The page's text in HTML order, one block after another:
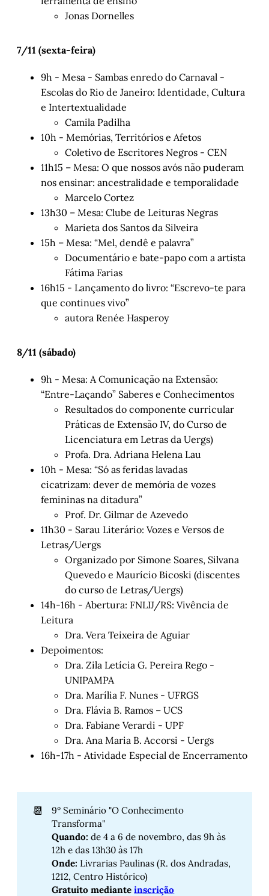
Jonas Dornelles
7/11 (sexta-feira)
9h - Mesa - Sambas enredo do Carnaval -
Escolas do Rio de Janeiro: Identidade, Cultura
e Intertextualidade
Camila Padilha
10h - Memórias, Territórios e Afetos
Coletivo de Escritores Negros - CEN
11h15 – Mesa: O que nossos avós não puderam
nos ensinar: ancestralidade e temporalidade
Marcelo Cortez
13h30 – Mesa: Clube de Leituras Negras
Marieta dos Santos da Silveira
15h – Mesa: “Mel, dendê e palavra”
Documentário e bate-papo com a artista
Fátima Farias
16h15 - Lançamento do livro: “Escrevo-te para
que continues vivo”
autora Renée Hasperoy
8/11 (sábado)
9h - Mesa: A Comunicação na Extensão:
“Entre-Laçando” Saberes e Conhecimentos
Resultados do componente curricular
Práticas de Extensão IV, do Curso de
Licenciatura em Letras da Uergs)
Profa. Dra. Adriana Helena Lau
10h - Mesa: “Só as feridas lavadas
cicatrizam: dever de memória de vozes
femininas na ditadura”
Prof. Dr. Gilmar de Azevedo
11h30 - Sarau Literário: Vozes e Versos de
Letras/Uergs
Organizado por Simone Soares, Silvana
Quevedo e Maurício Bicoski (discentes
do curso de Letras/Uergs)
14h-16h - Abertura: FNLIJ/RS: Vivência de
Leitura
Dra. Vera Teixeira de Aguiar
Depoimentos:
Dra. Zila Letícia G. Pereira Rego -
UNIPAMPA
Dra. Marília F. Nunes - UFRGS
Dra. Flávia B. Ramos – UCS
Dra. Fabiane Verardi - UPF
Dra. Ana Maria B. Accorsi - Uergs
16h-17h - Atividade Especial de Encerramento
📆
9º Seminário "O Conhecimento
Transforma"
Quando: de 4 a 6 de novembro, das 9h às
12h e das 13h30 às 17h
Onde: Livrarias Paulinas (R. dos Andradas,
1212, Centro Histórico)
Gratuito mediante inscrição